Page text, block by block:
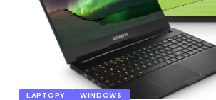
LAPTOPY WINDOWS